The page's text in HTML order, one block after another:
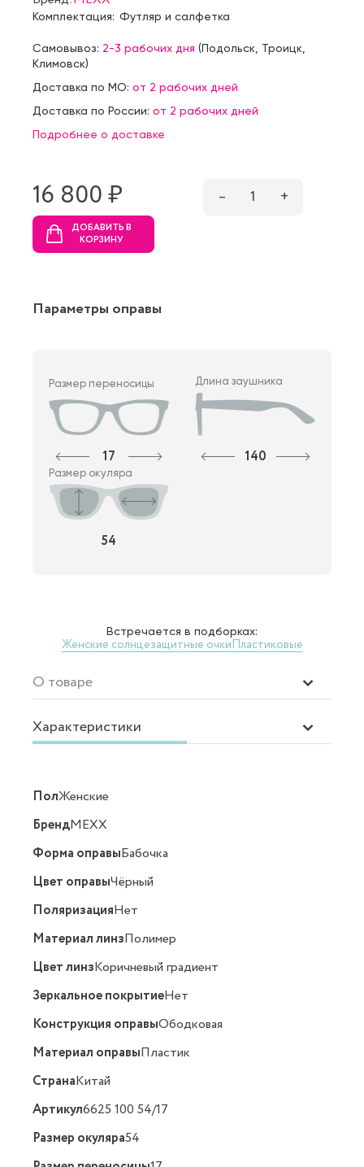
Комплектация: Футляр и салфетка
Самовывоз: 2-3 рабочих дня (Подольск Троицк
Климовск)
Доставка по МО: от 2 рабочих дней
Доставка по России: от 2 рабочих дней
Подробнее о доставке
16 800 ₷ – 1 +
ДОБАВИТЬ В
КОРЗИНУ
Параметры оправы
Размер переносицы
17
Длина заушника
140
Размер окуляра
54
Встречается в подборках:
Женские солнцезащитные очкиПластиковые
О товаре
Характеристики
ПолЖенские
БрендMEXX
Форма оправыБабочка
Цвет оправыЧёрный
ПоляризацияНет
Материал линзПолимер
Цвет линзКоричневый градиент
Зеркальное покрытиеНет
Конструкция оправыОбодковая
Материал оправыПластик
СтранаКитай
Артикул6625 100 54/17
Размер окуляра54